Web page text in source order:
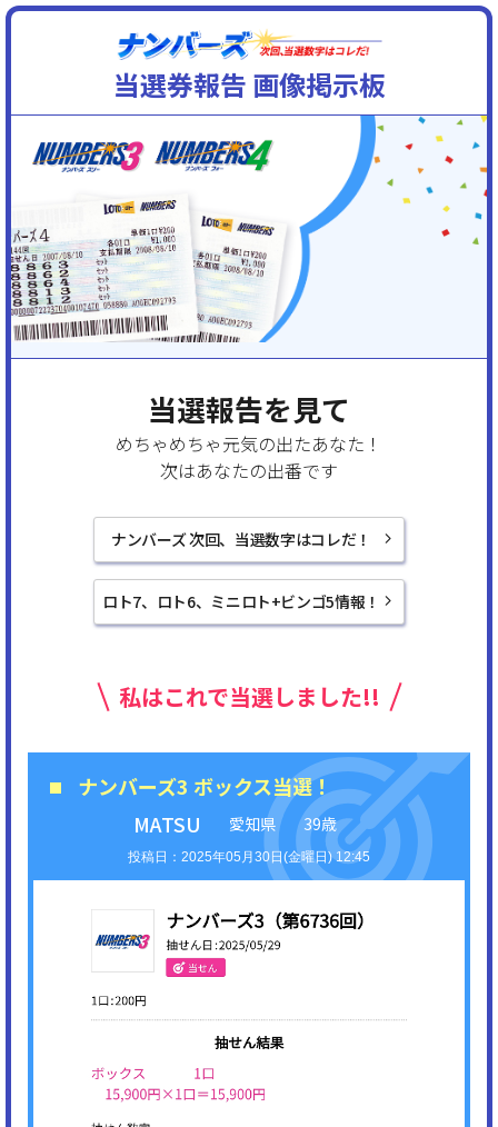
当選券報告 画像掲示板
当選報告を見て
めちゃめちゃ元気の出たあなた！
次はあなたの出番です
ナンバーズ 次回、当選数字はコレだ！
ロト7、ロト6、ミニロト+ビンゴ5情報！
私はこれで当選しました!!
ナンバーズ3 ボックス当選！
MATSU
愛知県 39歳
2025年05月30日(金曜日) 12:45